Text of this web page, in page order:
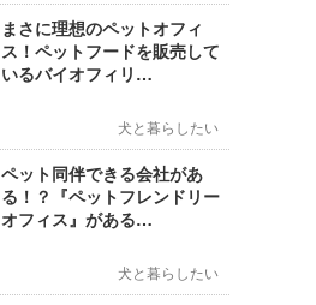
まさに理想のペットオフィ
ス！ペットフードを販売して
いるバイオフィリ…
犬と暮らしたい
ペット同伴できる会社があ
る！？『ペットフレンドリー
オフィス』がある…
犬と暮らしたい